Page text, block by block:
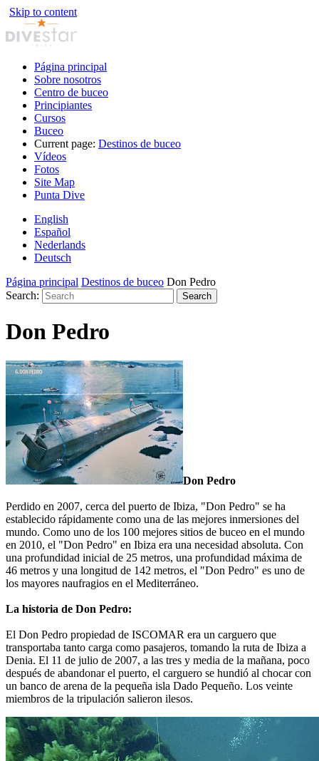
Skip to content
Página principal
Sobre nosotros
Centro de buceo
Principiantes
Cursos
Buceo
Current page: Destinos de buceo
Vídeos
Fotos
Site Map
Punta Dive
English
Español
Nederlands
Deutsch
Página principal Destinos de buceo Don Pedro
Search:
Search
Don Pedro
Don Pedro
Perdido en 2007, cerca del puerto de Ibiza, "Don Pedro" se ha
establecido rápidamente como una de las mejores inmersiones del
mundo. Como uno de los 100 mejores sitios de buceo en el mundo
en 2010, el "Don Pedro" en Ibiza era una necesidad absoluta. Con
una profundidad inicial de 25 metros, una profundidad máxima de
46 metros y una longitud de 142 metros, el "Don Pedro" es uno de
los mayores naufragios en el Mediterráneo.
La historia de Don Pedro:
El Don Pedro propiedad de ISCOMAR era un carguero que
transportaba tanto carga como pasajeros, tomando la ruta de Ibiza a
Denia. El 11 de julio de 2007, a las tres y media de la mañana, poco
después de abandonar el puerto, el carguero se hundió al chocar con
un banco de arena de la pequeña isla Dado Pequeño. Los veinte
miembros de la tripulación salieron ilesos.